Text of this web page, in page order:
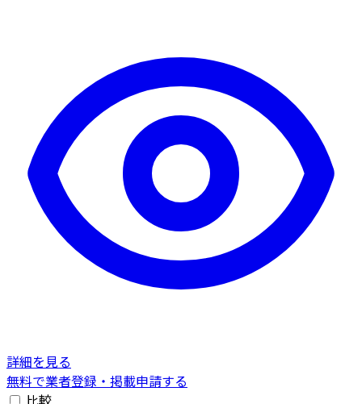
詳細を見る
無料で業者登録・掲載申請する
比較